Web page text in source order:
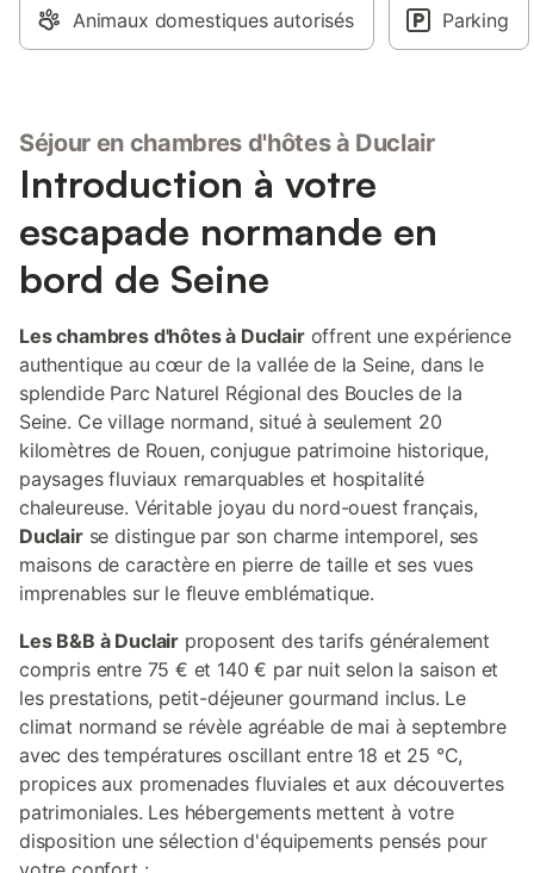
confortables
décoration raffinée
Animaux domestiques autorisés Parking
Séjour en chambres d'hôtes à Duclair
Introduction à votre
escapade normande en
bord de Seine
Les chambres d'hôtes à Duclairoffrent une expérience
authentique au cœur de la vallée de la Seine, dans le
splendide Parc Naturel Régional des Boucles de la
Seine. Ce village normand, situé à seulement 20
kilomètres de Rouen, conjugue patrimoine historique,
paysages fluviaux remarquables et hospitalité
chaleureuse. Véritable joyau du nord-ouest français,
Duclairse distingue par son charme intemporel, ses
maisons de caractère en pierre de taille et ses vues
imprenables sur le fleuve emblématique.
Les B&B à Duclair proposent des tarifs généralement
compris entre 75 € et 140 € par nuit selon la saison et
les prestations, petit-déjeuner gourmand inclus. Le
climat normand se révèle agréable de mai à septembre
avec des températures oscillant entre 18 et 25 °C,
propices aux promenades fluviales et aux découvertes
patrimoniales. Les hébergements mettent à votre
disposition une sélection d'équipements pensés pour